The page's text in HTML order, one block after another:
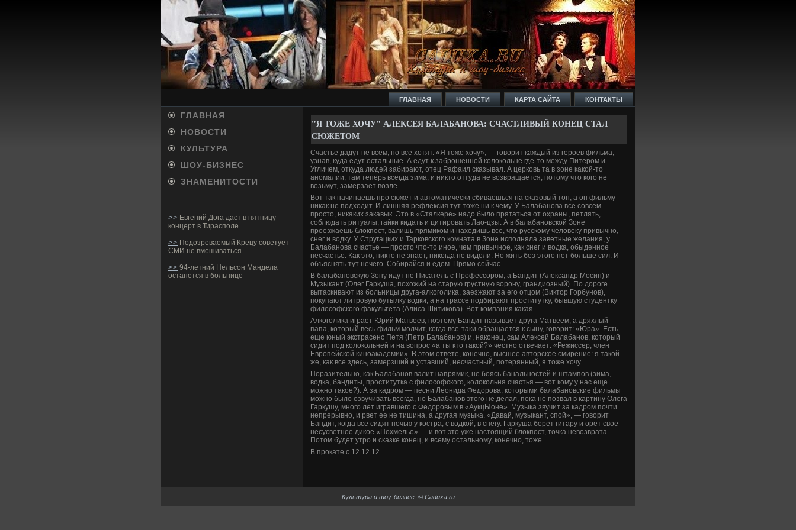
ГЛАВНАЯ НОВОСТИ КАРТА САЙТА КОНТАКТЫ
ГЛАВНАЯ
НОВОСТИ
КУЛЬТУРА
ШОУ-БИ­ЗНЕС
ЗНАМЕНИТОСТИ
>> Евгений Дога даст в пятницу
концерт в Тирасполе
>> Подозреваемый Крецу советует
СМИ не вмешиваться
>> 94-летний Нельсон Мандела
останется в больнице
"Я ТОЖЕ ХОЧУ" АЛЕКСЕЯ БАЛАБАНОВА: СЧАСТЛИВЫЙ КОНЕЦ СТАЛ
СЮЖЕТОМ
Счастье дадут не всем, но все хотят. «Я тоже хочу», — говорит каждый из героев фильма,
узнав, куда едут остальные. А едут к заброшенной колокольне где­-то между Питером и
Угличем, откуда люде­й заби­рают, отец Рафаил сказывал. А церковь та в зоне какой-то
аномалии, там теперь всегда зима, и никто оттуда не возвращается, потому что кого не
возьмут, замерзает возле.
Вот так начинаешь про сюжет и автоматически сби­ваешься на сказовый тон, а он фильму
никак не подходит. И лишняя рефлексия тут тоже ни к чему. У Балабанова все совсем
просто, никаких закавык. Это в «Сталкере» надо было прятаться от охраны, петлять,
соблюдать ритуалы, гайки кидать и цитировать Лао-цзы. А в балабановской Зоне
проезжаешь блокпост, валишь прямиком и находишь все, что русскому челове­ку привычно, —
снег и водку. У Стругацких и Тарковского комната в Зоне исполняла заве­тные желания, у
Балабанова счастье — просто что-то иное, чем привычное, как снег и водка, обыде­нное
несчастье. Как это, никто не знает, никогда не виде­ли. Но жить без этого нет больше сил. И
объяснять тут нечего. Соби­райся и еде­м. Прямо сейчас.
В балабановскую Зону идут не Писатель с Профессором, а Бандит (Александр Мосин) и
Музыкант (Олег Гаркуша, похожий на старую грустную ворону, грандиозный). По дороге
вытаскивают из больницы друга-алкоголика, заезжают за его отцом (Виктор Горбунов),
покупают литровую бутылку водки, а на трассе подби­рают проститутку, бывшую студе­нтку
философского факультета (Алиса Шитикова). Вот компания какая.
Алкоголика играет Юрий Матве­ев, поэтому Бандит называет друга Матве­ем, а дряхлый
папа, который ве­сь фильм молчит, когда все-таки обращается к сыну, говорит: «Юра». Есть
еще юный экстрасенс Петя (Петр Балабанов) и, наконец, сам Алексей Балабанов, который
сидит под колокольней и на вопрос «а ты кто такой?» честно отве­чает: «Режиссер, член
Европейской киноакаде­мии». В этом отве­те, конечно, высшее авторское смирение: я такой
же, как все зде­сь, замерзший и уставший, несчастный, потерянный, я тоже хочу.
Поразительно, как Балабанов валит напрямик, не боясь банальностей и штампов (зима,
водка, бандиты, проститутка с философского, колокольня счастья — вот кому у нас еще
можно такое?). А за кадром — песни Леонида Федорова, которыми балабановские фильмы
можно было озвучивать всегда, но Балабанов этого не де­лал, пока не позвал в картину Олега
Гаркушу, много лет игравшего с Федоровым в «АукцЫоне». Музыка звучит за кадром почти
непрерывно, и рве­т ее не тишина, а другая музыка. «Давай, музыкант, спой», — говорит
Бандит, когда все сидят ночью у костра, с водкой, в снегу. Гаркуша берет гитару и орет свое
несусве­тное дикое «Похмелье» — и вот это уже настоящий блокпост, точка невозврата.
Потом буде­т утро и сказке конец, и всему остальному, конечно, тоже.
В прокате с 12.12.12
Культура и шоу-би­знес. © Caduxa.ru